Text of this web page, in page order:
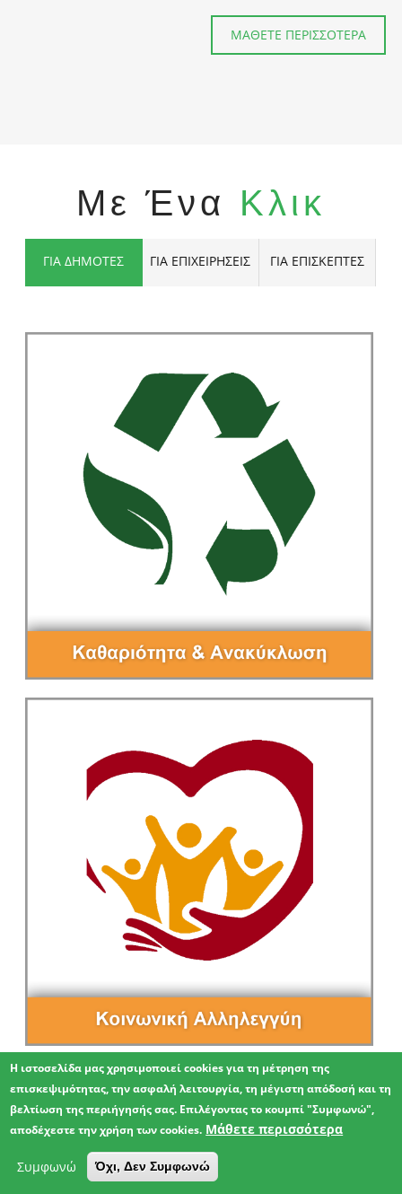
ΜΑΘΕΤΕ ΠΕΡΙΣΣΟΤΕΡΑ
Με Ένα Κλικ
ΓΙΑ ΔΗΜΟΤΕΣ ΓΙΑ ΕΠΙΧΕΙΡΗΣΕΙΣ ΓΙΑ ΕΠΙΣΚΕΠΤΕΣ
Η ιστοσελίδα μας χρησιμοποιεί cookies για τη μέτρηση της
επισκεψιμότητας, την ασφαλή λειτουργία, τη μέγιστη απόδοσή και τη
βελτίωση της περιήγησής σας. Επιλέγοντας το κουμπί "Συμφωνώ",
αποδέχεστε την χρήση των cookies. Μάθετε περισσότερα
Συμφωνώ Όχι, Δεν Συμφωνώ